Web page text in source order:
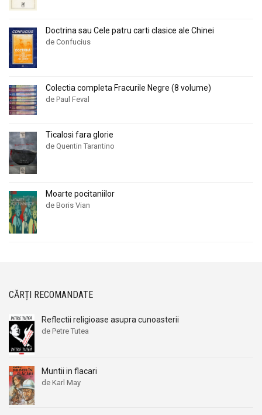
Doctrina sau Cele patru carti clasice ale Chinei
de Confucius
Colectia completa Fracurile Negre (8 volume)
de Paul Feval
Ticalosi fara glorie
de Quentin Tarantino
Moarte pocitaniilor
de Boris Vian
CĂRȚI RECOMANDATE
Reflectii religioase asupra cunoasterii
de Petre Tutea
Muntii in flacari
de Karl May